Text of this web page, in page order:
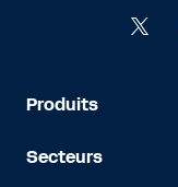
Produits
Secteurs